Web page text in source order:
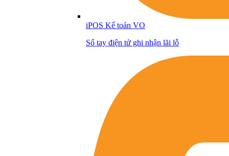
iPOS Kế toán VO
Sổ tay điện tử ghi nhận lãi lỗ